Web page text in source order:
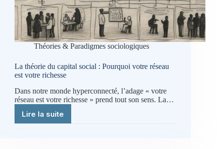
Théories & Paradigmes sociologiques
La théorie du capital social : Pourquoi votre réseau
est votre richesse
Dans notre monde hyperconnecté, l’adage « votre
réseau est votre richesse » prend tout son sens. La…
Lire la suite
La